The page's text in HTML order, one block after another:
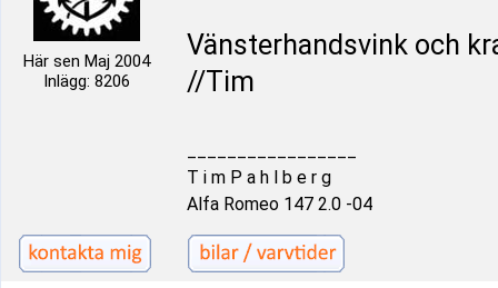
Här sen Maj 2004
Inlägg: 8206
Vänsterhandsvink och
//Tim
T i m P a h l b e r g
Alfa Romeo 147 2.0 -04